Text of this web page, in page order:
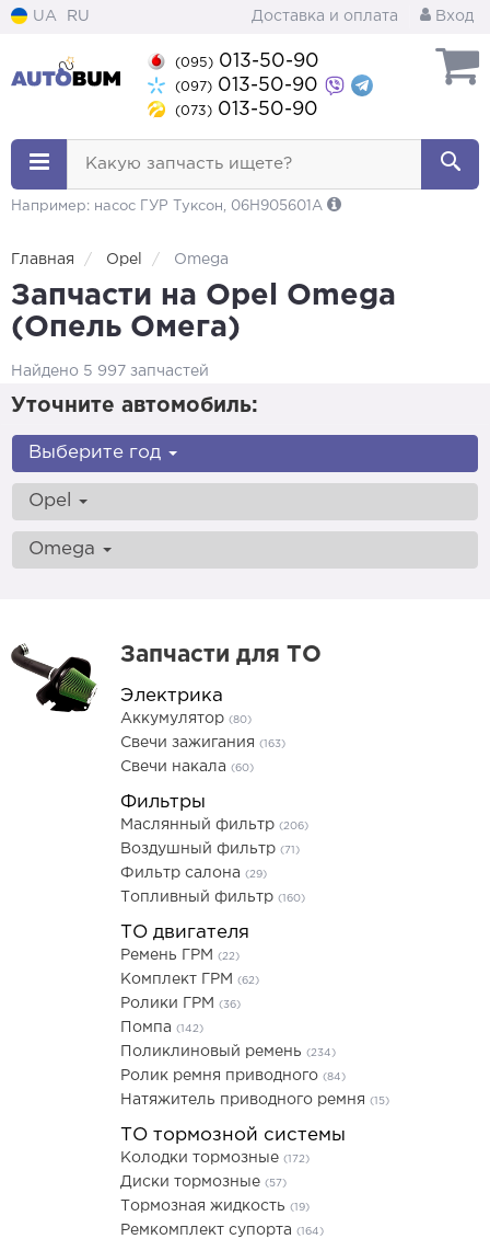
UA RU Доставка и оплата Вход
(095) 013-50-90
(097) 013-50-90
(073) 013-50-90
Какую запчасть ищете?
Например: насос ГУР Туксон, 06H905601A
Главная Opel Omega
Запчасти на Opel Omega
(Опель Омега)
Найдено 5 997 запчастей
Уточните автомобиль:
Выберите год
Opel
Omega
Запчасти для ТО
Электрика
Аккумулятор (80)
Свечи зажигания (163)
Свечи накала (60)
Фильтры
Маслянный фильтр (206)
Воздушный фильтр (71)
Фильтр салона (29)
Топливный фильтр (160)
ТО двигателя
Ремень ГРМ (22)
Комплект ГРМ (62)
Ролики ГРМ (36)
Помпа (142)
Поликлиновый ремень (234)
Ролик ремня приводного (84)
Натяжитель приводного ремня (15)
ТО тормозной системы
Колодки тормозные (172)
Диски тормозные (57)
Тормозная жидкость (19)
Ремкомплект супорта (164)